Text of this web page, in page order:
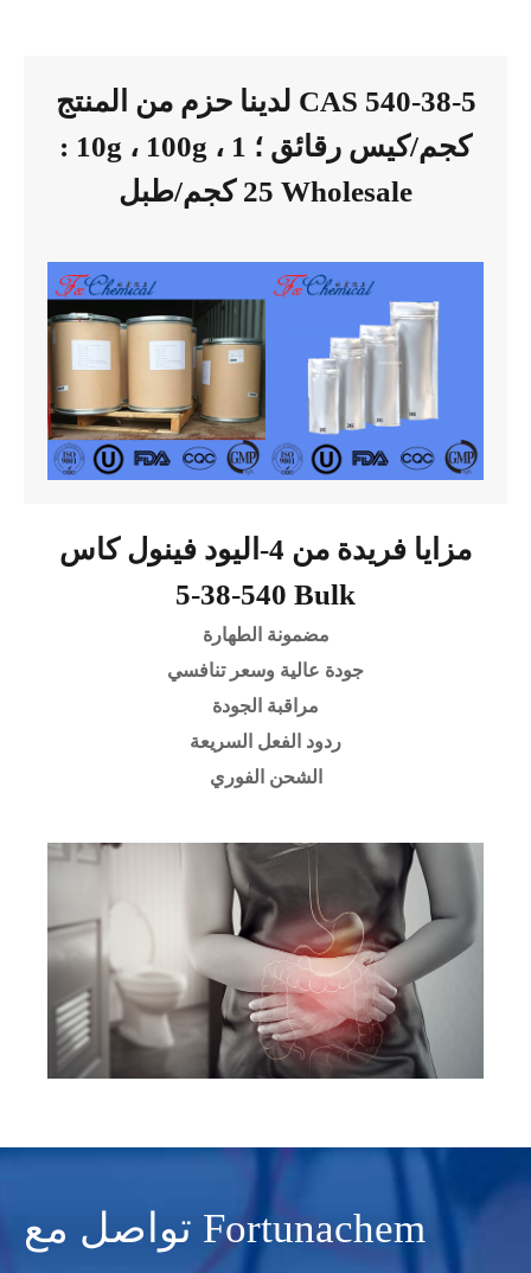
لدينا حزم من المنتج CAS 540-38-5
: 10g ، 100g ، 1 كجم/كيس رقائق ؛
25 كجم/طبل Wholesale
مزايا فريدة من 4-اليود فينول كاس
540-38-5 Bulk
مضمونة الطهارة
جودة عالية وسعر تنافسي
مراقبة الجودة
ردود الفعل السريعة
الشحن الفوري
تواصل مع Fortunachem